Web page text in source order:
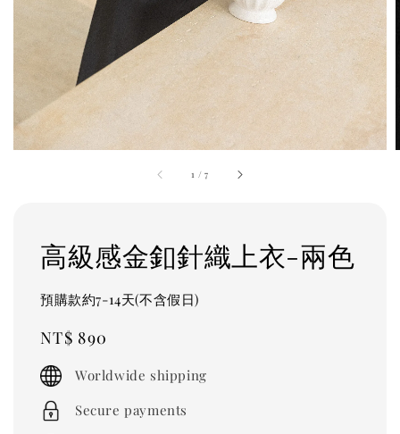
1 /7
高級感金釦針織上衣-兩色
預購款約7-14天(不含假日)
Regular
price
NT$ 890
Worldwide shipping
Secure payments